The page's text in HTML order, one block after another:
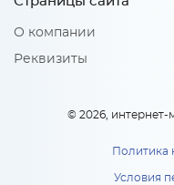
О компании
Реквизиты
© 2026,
Политика
Условия